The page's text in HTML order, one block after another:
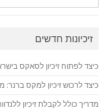
זיכיונות חדשים
כיצד לפתוח זיכיון לסאקס
כיצד לרכוש זיכיון למקס ברנר:
מדריך כולל לקבלת זיכיון